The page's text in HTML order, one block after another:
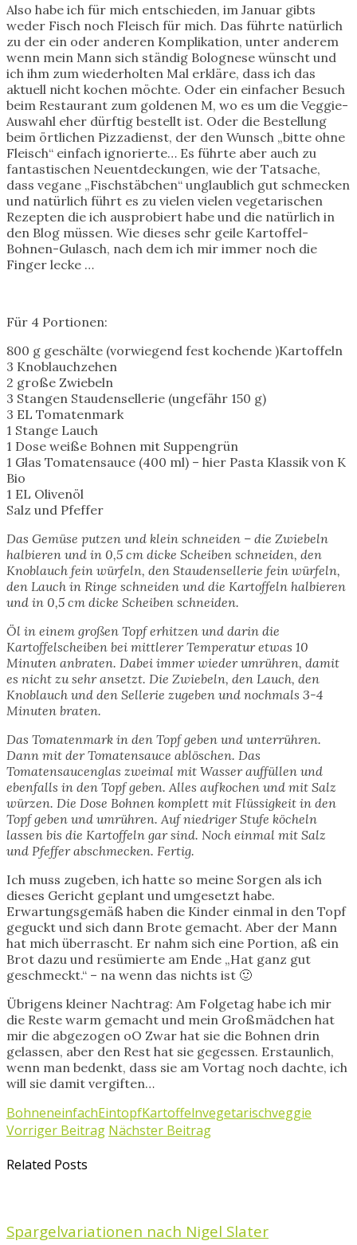
Also habe ich für mich entschieden, im Januar gibts
weder Fisch noch Fleisch für mich. Das führte natürlich
zu der ein oder anderen Komplikation, unter anderem
wenn mein Mann sich ständig Bolognese wünscht und
ich ihm zum wiederholten Mal erkläre, dass ich das
aktuell nicht kochen möchte. Oder ein einfacher Besuch
beim Restaurant zum goldenen M, wo es um die Veggie-
Auswahl eher dürftig bestellt ist. Oder die Bestellung
beim örtlichen Pizzadienst, der den Wunsch „bitte ohne
Fleisch“ einfach ignorierte… Es führte aber auch zu
fantastischen Neuentdeckungen, wie der Tatsache,
dass vegane „Fischstäbchen“ unglaublich gut schmecken
und natürlich führt es zu vielen vielen vegetarischen
Rezepten die ich ausprobiert habe und die natürlich in
den Blog müssen. Wie dieses sehr geile Kartoffel-
Bohnen-Gulasch, nach dem ich mir immer noch die
Finger lecke …
Für 4 Portionen:
800 g geschälte (vorwiegend fest kochende )Kartoffeln
3 Knoblauchzehen
2 große Zwiebeln
3 Stangen Staudensellerie (ungefähr 150 g)
3 EL Tomatenmark
1 Stange Lauch
1 Dose weiße Bohnen mit Suppengrün
1 Glas Tomatensauce (400 ml) – hier Pasta Klassik von K
Bio
1 EL Olivenöl
Salz und Pfeffer
Das Gemüse putzen und klein schneiden – die Zwiebeln
halbieren und in 0,5 cm dicke Scheiben schneiden, den
Knoblauch fein würfeln, den Staudensellerie fein würfeln,
den Lauch in Ringe schneiden und die Kartoffeln halbieren
und in 0,5 cm dicke Scheiben schneiden.
Öl in einem großen Topf erhitzen und darin die
Kartoffelscheiben bei mittlerer Temperatur etwas 10
Minuten anbraten. Dabei immer wieder umrühren, damit
es nicht zu sehr ansetzt. Die Zwiebeln, den Lauch, den
Knoblauch und den Sellerie zugeben und nochmals 3-4
Minuten braten.
Das Tomatenmark in den Topf geben und unterrühren.
Dann mit der Tomatensauce ablöschen. Das
Tomatensaucenglas zweimal mit Wasser auffüllen und
ebenfalls in den Topf geben. Alles aufkochen und mit Salz
würzen. Die Dose Bohnen komplett mit Flüssigkeit in den
Topf geben und umrühren. Auf niedriger Stufe köcheln
lassen bis die Kartoffeln gar sind. Noch einmal mit Salz
und Pfeffer abschmecken. Fertig.
Ich muss zugeben, ich hatte so meine Sorgen als ich
dieses Gericht geplant und umgesetzt habe.
Erwartungsgemäß haben die Kinder einmal in den Topf
geguckt und sich dann Brote gemacht. Aber der Mann
hat mich überrascht. Er nahm sich eine Portion, aß ein
Brot dazu und resümierte am Ende „Hat ganz gut
geschmeckt.“ – na wenn das nichts ist 🙂
Übrigens kleiner Nachtrag: Am Folgetag habe ich mir
die Reste warm gemacht und mein Großmädchen hat
mir die abgezogen oO Zwar hat sie die Bohnen drin
gelassen, aber den Rest hat sie gegessen. Erstaunlich,
wenn man bedenkt, dass sie am Vortag noch dachte, ich
will sie damit vergiften…
BohneneinfachEintopfKartoffelnvegetarischveggie
Vorriger Beitrag Nächster Beitrag
Related Posts
Spargelvariationen nach Nigel Slater